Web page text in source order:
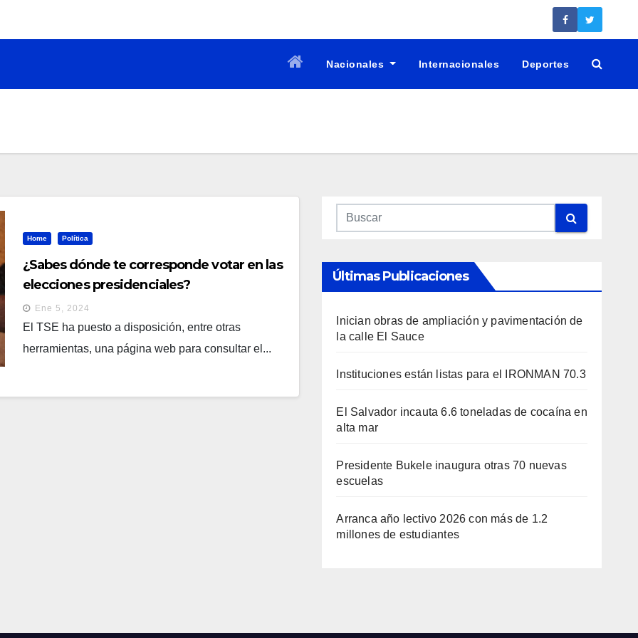
Nacionales Internacionales Deportes
Home Política
¿Sabes dónde te corresponde votar en las
elecciones presidenciales?
Ene 5, 2024
El TSE ha puesto a disposición, entre otras
herramientas, una página web para consultar el...
Últimas Publicaciones
Inician obras de ampliación y pavimentación de
la calle El Sauce
Instituciones están listas para el IRONMAN 70.3
El Salvador incauta 6.6 toneladas de cocaína en
alta mar
Presidente Bukele inaugura otras 70 nuevas
escuelas
Arranca año lectivo 2026 con más de 1.2
millones de estudiantes